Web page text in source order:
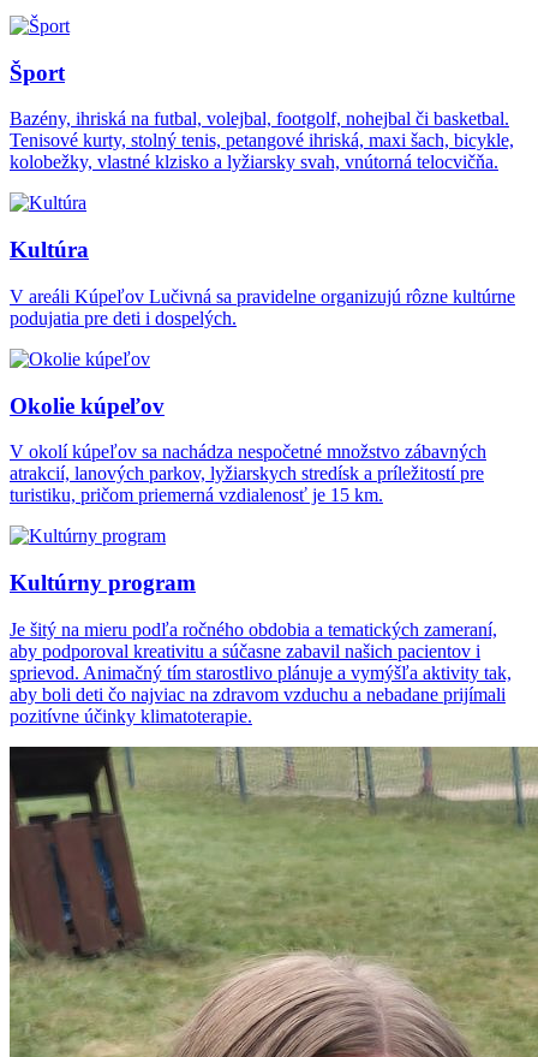
Šport
Bazény, ihriská na futbal, volejbal, footgolf, nohejbal či basketbal.
Tenisové kurty, stolný tenis, petangové ihriská, maxi šach, bicykle,
kolobežky, vlastné klzisko a lyžiarsky svah, vnútorná telocvičňa.
Kultúra
V areáli Kúpeľov Lučivná sa pravidelne organizujú rôzne kultúrne
podujatia pre deti i dospelých.
Okolie kúpeľov
V okolí kúpeľov sa nachádza nespočetné množstvo zábavných
atrakcií, lanových parkov, lyžiarskych stredísk a príležitostí pre
turistiku, pričom priemerná vzdialenosť je 15 km.
Kultúrny program
Je šitý na mieru podľa ročného obdobia a tematických zameraní,
aby podporoval kreativitu a súčasne zabavil našich pacientov i
sprievod. Animačný tím starostlivo plánuje a vymýšľa aktivity tak,
aby boli deti čo najviac na zdravom vzduchu a nebadane prijímali
pozitívne účinky klimatoterapie.